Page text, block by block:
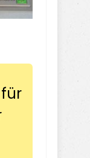
für